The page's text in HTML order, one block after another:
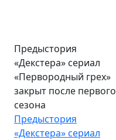
Предыстория
«Декстера» сериал
«Первородный грех»
закрыт после первого
сезона
Предыстория
«Декстера» сериал